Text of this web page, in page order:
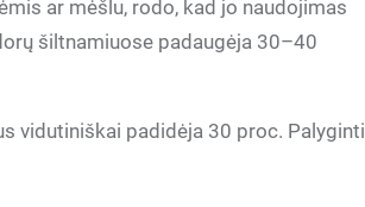
ar mėšlu, rodo, kad jo naudojimas
šiltnamiuose padaugėja 30–40
vidutiniškai padidėja 30 proc. Palyginti